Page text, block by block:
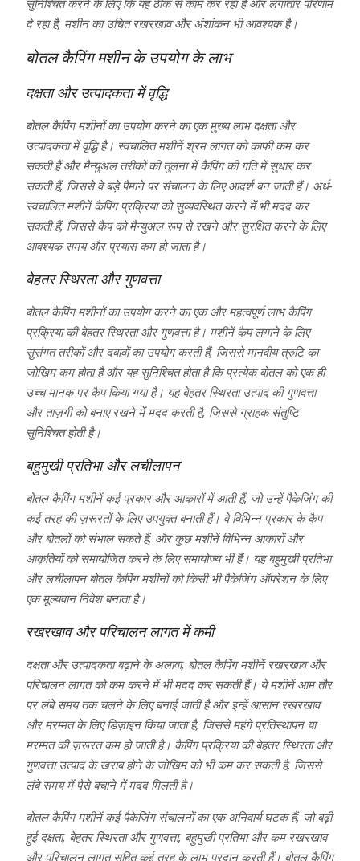
सुनिश्चित करने के लिए कि यह ठीक से काम कर रहा है और लगातार परिणाम
दे रहा है, मशीन का उचित रखरखाव और अंशांकन भी आवश्यक है।
बोतल कैपिंग मशीन के उपयोग के लाभ
दक्षता और उत्पादकता में वृद्धि
बोतल कैपिंग मशीनों का उपयोग करने का एक मुख्य लाभ दक्षता और
उत्पादकता में वृद्धि है। स्वचालित मशीनें श्रम लागत को काफी कम कर
सकती हैं और मैन्युअल तरीकों की तुलना में कैपिंग की गति में सुधार कर
सकती हैं, जिससे वे बड़े पैमाने पर संचालन के लिए आदर्श बन जाती हैं। अर्ध-
स्वचालित मशीनें कैपिंग प्रक्रिया को सुव्यवस्थित करने में भी मदद कर
सकती हैं, जिससे कैप को मैन्युअल रूप से रखने और सुरक्षित करने के लिए
आवश्यक समय और प्रयास कम हो जाता है।
बेहतर स्थिरता और गुणवत्ता
बोतल कैपिंग मशीनों का उपयोग करने का एक और महत्वपूर्ण लाभ कैपिंग
प्रक्रिया की बेहतर स्थिरता और गुणवत्ता है। मशीनें कैप लगाने के लिए
सुसंगत तरीकों और दबावों का उपयोग करती हैं, जिससे मानवीय त्रुटि का
जोखिम कम होता है और यह सुनिश्चित होता है कि प्रत्येक बोतल को एक ही
उच्च मानक पर कैप किया गया है। यह बेहतर स्थिरता उत्पाद की गुणवत्ता
और ताज़गी को बनाए रखने में मदद करती है, जिससे ग्राहक संतुष्टि
सुनिश्चित होती है।
बहुमुखी प्रतिभा और लचीलापन
बोतल कैपिंग मशीनें कई प्रकार और आकारों में आती हैं, जो उन्हें पैकेजिंग की
कई तरह की ज़रूरतों के लिए उपयुक्त बनाती हैं। वे विभिन्न प्रकार के कैप
और बोतलों को संभाल सकते हैं, और कुछ मशीनें विभिन्न आकारों और
आकृतियों को समायोजित करने के लिए समायोज्य भी हैं। यह बहुमुखी प्रतिभा
और लचीलापन बोतल कैपिंग मशीनों को किसी भी पैकेजिंग ऑपरेशन के लिए
एक मूल्यवान निवेश बनाता है।
रखरखाव और परिचालन लागत में कमी
दक्षता और उत्पादकता बढ़ाने के अलावा, बोतल कैपिंग मशीनें रखरखाव और
परिचालन लागत को कम करने में भी मदद कर सकती हैं। ये मशीनें आम तौर
पर लंबे समय तक चलने के लिए बनाई जाती हैं और इन्हें आसान रखरखाव
और मरम्मत के लिए डिज़ाइन किया जाता है, जिससे महंगे प्रतिस्थापन या
मरम्मत की ज़रूरत कम हो जाती है। कैपिंग प्रक्रिया की बेहतर स्थिरता और
गुणवत्ता उत्पाद के खराब होने के जोखिम को भी कम कर सकती है, जिससे
लंबे समय में पैसे बचाने में मदद मिलती है।
बोतल कैपिंग मशीनें कई पैकेजिंग संचालनों का एक अनिवार्य घटक हैं, जो बढ़ी
हुई दक्षता, बेहतर स्थिरता और गुणवत्ता, बहुमुखी प्रतिभा और कम रखरखाव
और परिचालन लागत सहित कई तरह के लाभ प्रदान करती हैं। बोतल कैपिंग